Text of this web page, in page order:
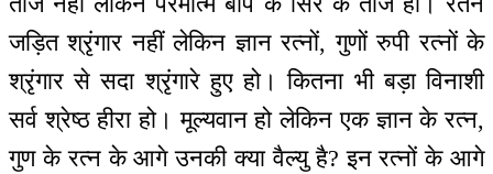
जड़ित श्रृंगार नहीं लेकिन ज्ञान रत्नों, गुणों रुपी रत्नों के
श्रृंगार से सदा श्रृंगारे हुए हो। कितना भी बड़ा विनाशी
सर्व श्रेष्ठ हीरा हो। मूल्यवान हो लेकिन एक ज्ञान के रत्न,
गुण के रत्न के आगे उनकी क्या वैल्यु है? इन रत्नों के आगे